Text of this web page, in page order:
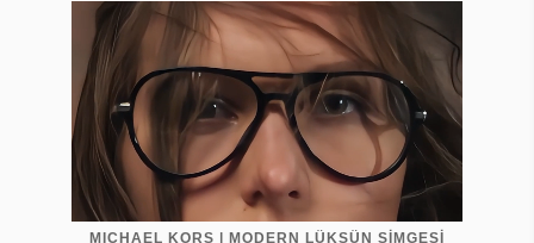
MICHAEL KORS | MODERN LÜKSÜN SİMGESİ